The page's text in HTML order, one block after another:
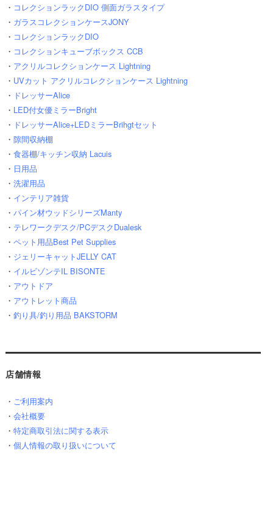
・ コレクションラックDIO 側面ガラスタイプ
・ ガラスコレクションケースJONY
・ コレクションラックDIO
・ コレクションキューブボックス CCB
・ アクリルコレクションケース Lightning
・ UVカット アクリルコレクションケース Lightning
・ ドレッサーAlice
・ LED付女優ミラーBright
・ ドレッサーAlice+LEDミラーBrihgtセット
・ 隙間収納棚
・ 食器棚/キッチン収納 Lacuis
・ 日用品
・ 洗濯用品
・ インテリア雑貨
・ パイン材ウッドシリーズManty
・ テレワークデスク/PCデスクDualesk
・ ペット用品Best Pet Supplies
・ ジェリーキャットJELLY CAT
・ イルビゾンテIL BISONTE
・ アウトドア
・ アウトレット商品
・ 釣り具/釣り用品 BAKSTORM
店舗情報
・ ご利用案内
・ 会社概要
・ 特定商取引法に関する表示
・ 個人情報の取り扱いについて